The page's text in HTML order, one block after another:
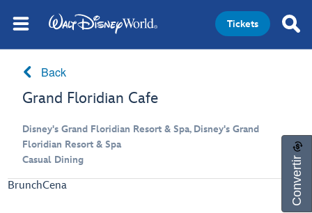
Tickets
Back
Grand Floridian Cafe
Disney's Grand Floridian Resort & Spa, Disney's Grand
Floridian Resort & Spa
Casual Dining
BrunchCena Convertir